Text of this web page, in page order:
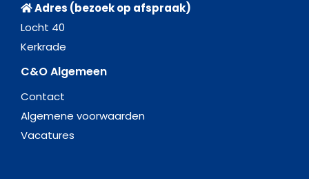
Adres (bezoek op afspraak)
Locht 40
Kerkrade
C&O Algemeen
Contact
Algemene voorwaarden
Vacatures